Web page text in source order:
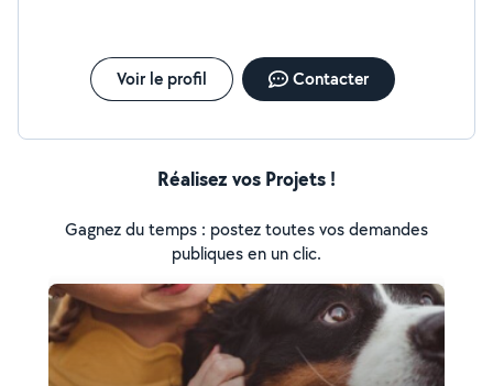
Voir le profil Contacter
Réalisez vos Projets !
Gagnez du temps : postez toutes vos demandes
publiques en un clic.